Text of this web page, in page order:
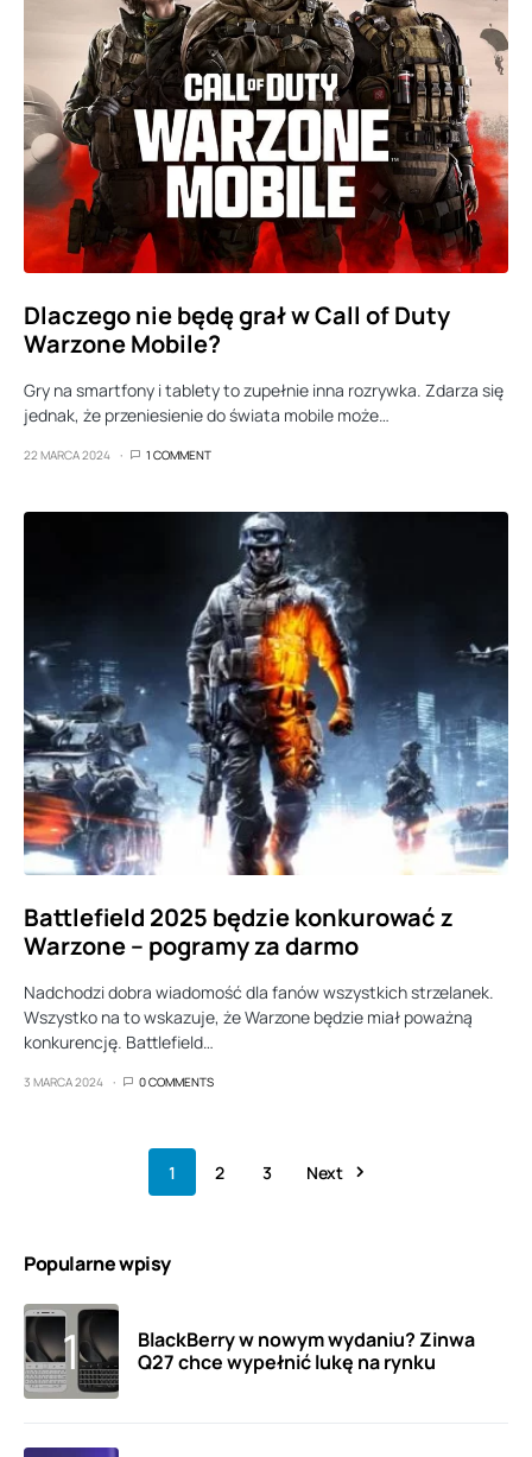
Dlaczego nie będę grał w Call of Duty
Warzone Mobile?
Gry na smartfony i tablety to zupełnie inna rozrywka. Zdarza się
jednak, że przeniesienie do świata mobile może…
22 MARCA 2024 1 COMMENT
Battlefield 2025 będzie konkurować z
Warzone – pogramy za darmo
Nadchodzi dobra wiadomość dla fanów wszystkich strzelanek.
Wszystko na to wskazuje, że Warzone będzie miał poważną
konkurencję. Battlefield…
3 MARCA 2024 0 COMMENTS
1 2 3 Next
Popularne wpisy
BlackBerry w nowym wydaniu? Zinwa
Q27 chce wypełnić lukę na rynku